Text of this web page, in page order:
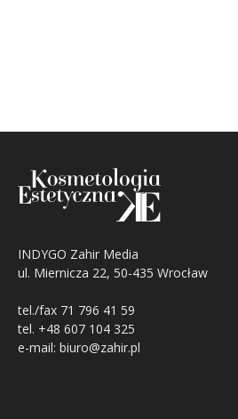
INDYGO Zahir Media
ul. Miernicza 22, 50-435 Wrocław
tel./fax 71 796 41 59
tel. +48 607 104 325
e-mail: biuro@zahir.pl